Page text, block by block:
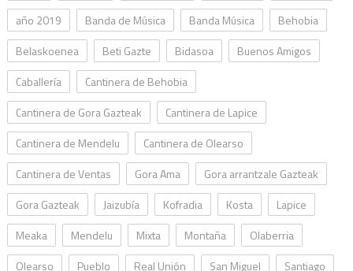
año 2019
Banda de Música Banda Música
Behobia
Belaskoenea
Beti Gazte Bidasoa
Buenos Amigos
Caballería
Cantinera de Behobia
Cantinera de Gora Gazteak
Cantinera de Lapice
Cantinera de Mendelu
Cantinera de Olearso
Cantinera de Ventas
Gora Ama
Gora arrantzale Gazteak
Gora Gazteak
Jaizubía Kofradia Kosta
Lapice
Meaka
Mendelu Mixta Montaña
Olaberria
Olearso
Pueblo Real Unión San Miguel Santiago